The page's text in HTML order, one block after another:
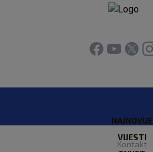
NAJNOVIJE
VIJESTI
Kontakt